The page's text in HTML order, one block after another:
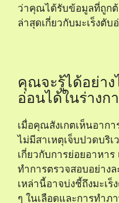
ว่าคุณได้รับข้อมูลที่ถูก
ล่าสุดเกี่ยวกับมะเร็งตับ
คุณจะรู้ได้อย่าง
อ่อนได้ในร่างก
เมื่อคุณสังเกตเห็นอาก
ไม่มีสาเหตุเจ็บปวดบริ
เกี่ยวกับการย่อยอาหา
ทำการตรวจสอบอย่าง
เหล่านี้อาจบ่งชี้ถึงมะเ
ๆ ในเลือดและการทำภ